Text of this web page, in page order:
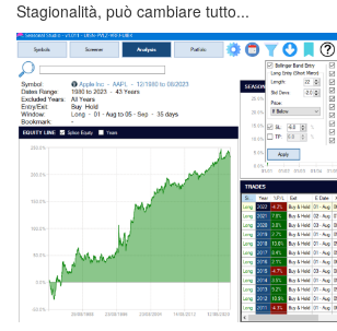
Stagionalità, può cambiare tutto...